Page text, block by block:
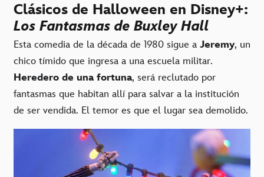
Clásicos de Halloween en Disney+:
Los Fantasmas de Buxley Hall
Esta comedia de la década de 1980 sigue a Jeremy, un
chico tímido que ingresa a una escuela militar.
Heredero de una fortuna, será reclutado por
fantasmas que habitan allí para salvar a la institución
de ser vendida. El temor es que el lugar sea demolido.